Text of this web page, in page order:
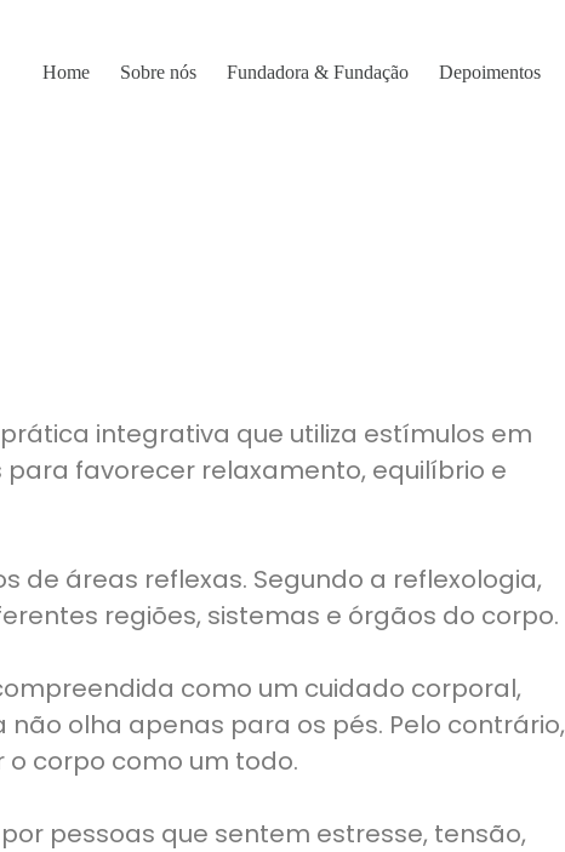
Home Sobre nós Fundadora & Fundação Depoimentos
integrativa que utiliza estímulos em
favorecer relaxamento, equilíbrio e
de áreas reflexas. Segundo a reflexologia,
regiões, sistemas e órgãos do corpo.
como um cuidado corporal,
não olha apenas para os pés. Pelo contrário,
corpo como um todo.
pessoas que sentem estresse, tensão,